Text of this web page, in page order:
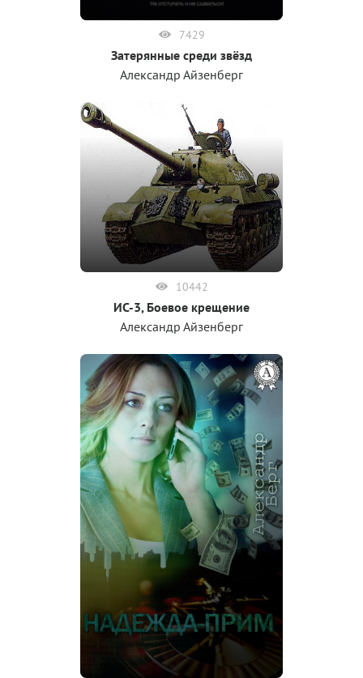
7429
Затерянные среди звёзд
Александр Айзенберг
10442
ИС-3, Боевое крещение
Александр Айзенберг